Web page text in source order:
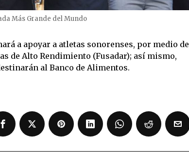
Más Grande del Mundo
a apoyar a atletas sonorenses, por medio de
de Alto Rendimiento (Fusadar); así mismo,
al Banco de Alimentos.